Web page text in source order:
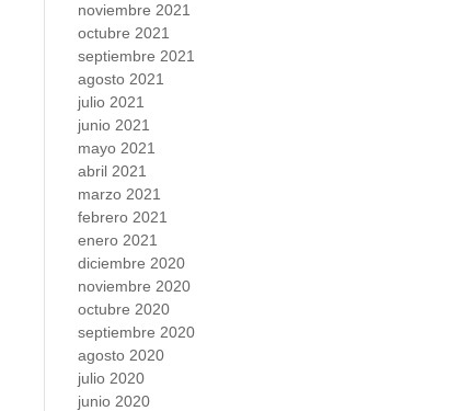
noviembre 2021
octubre 2021
septiembre 2021
agosto 2021
julio 2021
junio 2021
mayo 2021
abril 2021
marzo 2021
febrero 2021
enero 2021
diciembre 2020
noviembre 2020
octubre 2020
septiembre 2020
agosto 2020
julio 2020
junio 2020